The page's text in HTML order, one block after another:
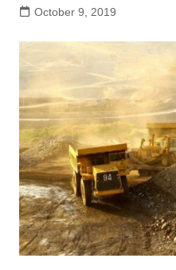
October 9, 2019